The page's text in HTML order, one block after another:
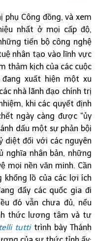
phụ Công đồng, và xem
nhất ở mọi cấp độ,
tiến bộ công nghệ
nhân tạo vào lĩnh vực
thảm kịch của các cuộc
xuất hiện một xu
nhà lãnh đạo chính trị
khi các quyết định
ngày càng được “ủy
dấu một sự phản bội
diệt đối với các nguyên
nghĩa nhân bản, những
mọi nền văn minh. Cần
lồ của các lợi ích
đẩy các quốc gia đi
đó vẫn chưa đủ, nếu
thức lương tâm và tư
tuttitrình bày Thánh